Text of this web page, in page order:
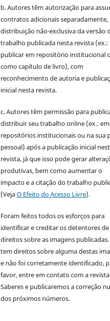
b. Autores têm autorização para
contratos adicionais separadamente,
distribuição não-exclusiva da versão
trabalho publicada nesta revista (ex.:
publicar em repositório institucional
como capítulo de livro), com
reconhecimento de autoria e
inicial nesta revista.
c. Autores têm permissão para
distribuir seu trabalho online (ex.: em
repositórios institucionais ou na sua
pessoal) após a publicação inicial
revista, já que isso pode gerar
produtivas, bem como aumentar o
impacto e a citação do trabalho
(VejaO Efeito do Acesso Livre).
Foram feitos todos os esforços para
identificar e creditar os detentores de
direitos sobre as imagens publicadas.
tem direitos sobre alguma destas
e não foi corretamente identificado,
favor, entre em contato com a revista
Saberes e publicaremos a correção
dos próximos números.